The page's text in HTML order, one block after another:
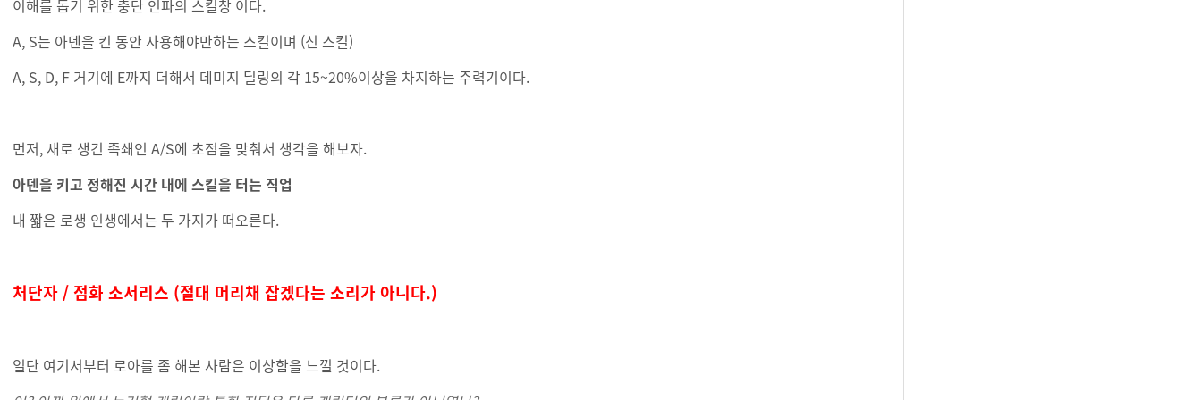
이해를 돕기 위한 충단 인파의 스킬창 이다.
A, S는 아덴을 킨 동안 사용해야만하는 스킬이며 (신 스킬)
A, S, D, F 거기에 E까지 더해서 데미지 딜링의 각 15~20%이상을 차지하는 주력기이다.
먼저, 새로 생긴 족쇄인 A/S에 초점을 맞춰서 생각을 해보자.
아덴을 키고 정해진 시간 내에 스킬을 터는 직업
내 짧은 로생 인생에서는 두 가지가 떠오른다.
처단자 / 점화 소서리스 (절대 머리채 잡겠다는 소리가 아니다.)
일단 여기서부터 로아를 좀 해본 사람은 이상함을 느낄 것이다.